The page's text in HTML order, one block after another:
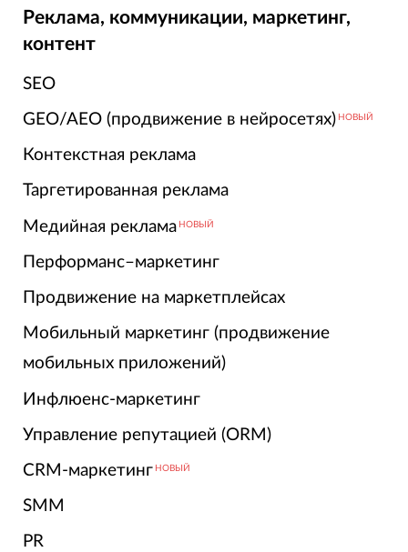
Реклама, коммуникации, маркетинг,
контент
SEO
GEO/AEO (продвижение в нейросетях) НОВЫЙ
Контекстная реклама
Таргетированная реклама
Медийная реклама НОВЫЙ
Перформанс–маркетинг
Продвижение на маркетплейсах
Мобильный маркетинг (продвижение
мобильных приложений)
Инфлюенс-маркетинг
Управление репутацией (ORM)
CRM-маркетинг НОВЫЙ
SMM
PR